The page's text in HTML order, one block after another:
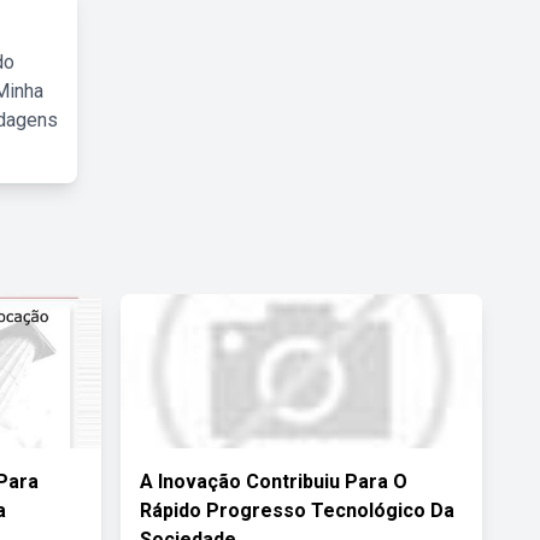
A Inovação Contribuiu Para O
Rápido Progresso Tecnológico Da